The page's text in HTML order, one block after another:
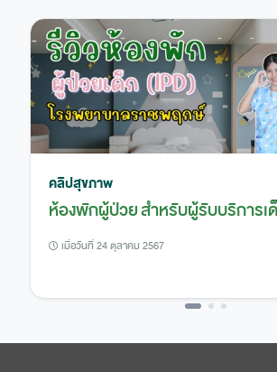
คลิปสุขภาพ
ห้องพักผู้ป่วย สำหรับผู้รับบริการเ
เมื่อวันที่ 24 ตุลาคม 2567